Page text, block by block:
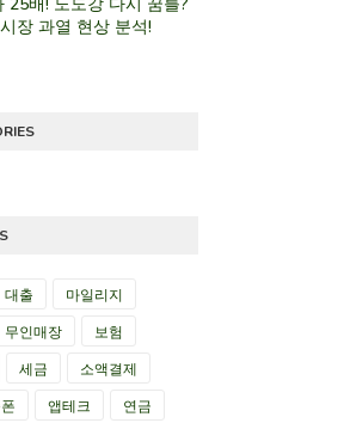
장 과열 현상 분석!
대출
마일리지
무인매장
보험
세금
소액결제
앱테크
연금